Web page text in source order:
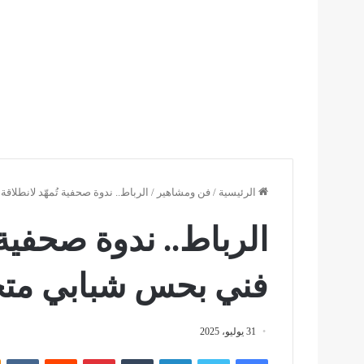
الرئيسية / فن ومشاهير / الرباط.. ندوة صحفية تُمهّد
الرباط.. ندوة
فني بحس شبابي
31 يوليو، 2025
فيسبوك تويتر لينكدإن بينتيريست